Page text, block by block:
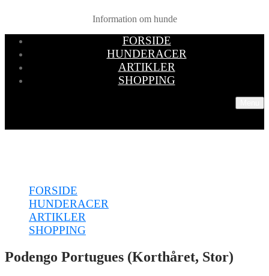
Information om hunde
FORSIDE
HUNDERACER
ARTIKLER
SHOPPING
FORSIDE
HUNDERACER
ARTIKLER
SHOPPING
Podengo Portugues (Korthåret, Stor)